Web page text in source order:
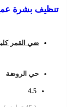
تنظيف بشرة عميق
ضي القمر كلينك
حي الروضة
4.5